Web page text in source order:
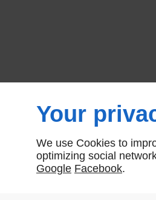
Your
We use Cookies to
optimizing social
Google Facebook.